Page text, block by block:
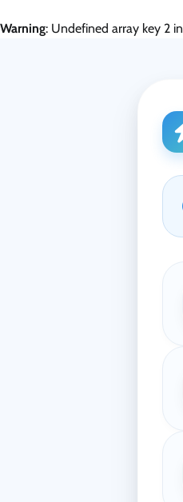
Warning: Undefined array key 2 in